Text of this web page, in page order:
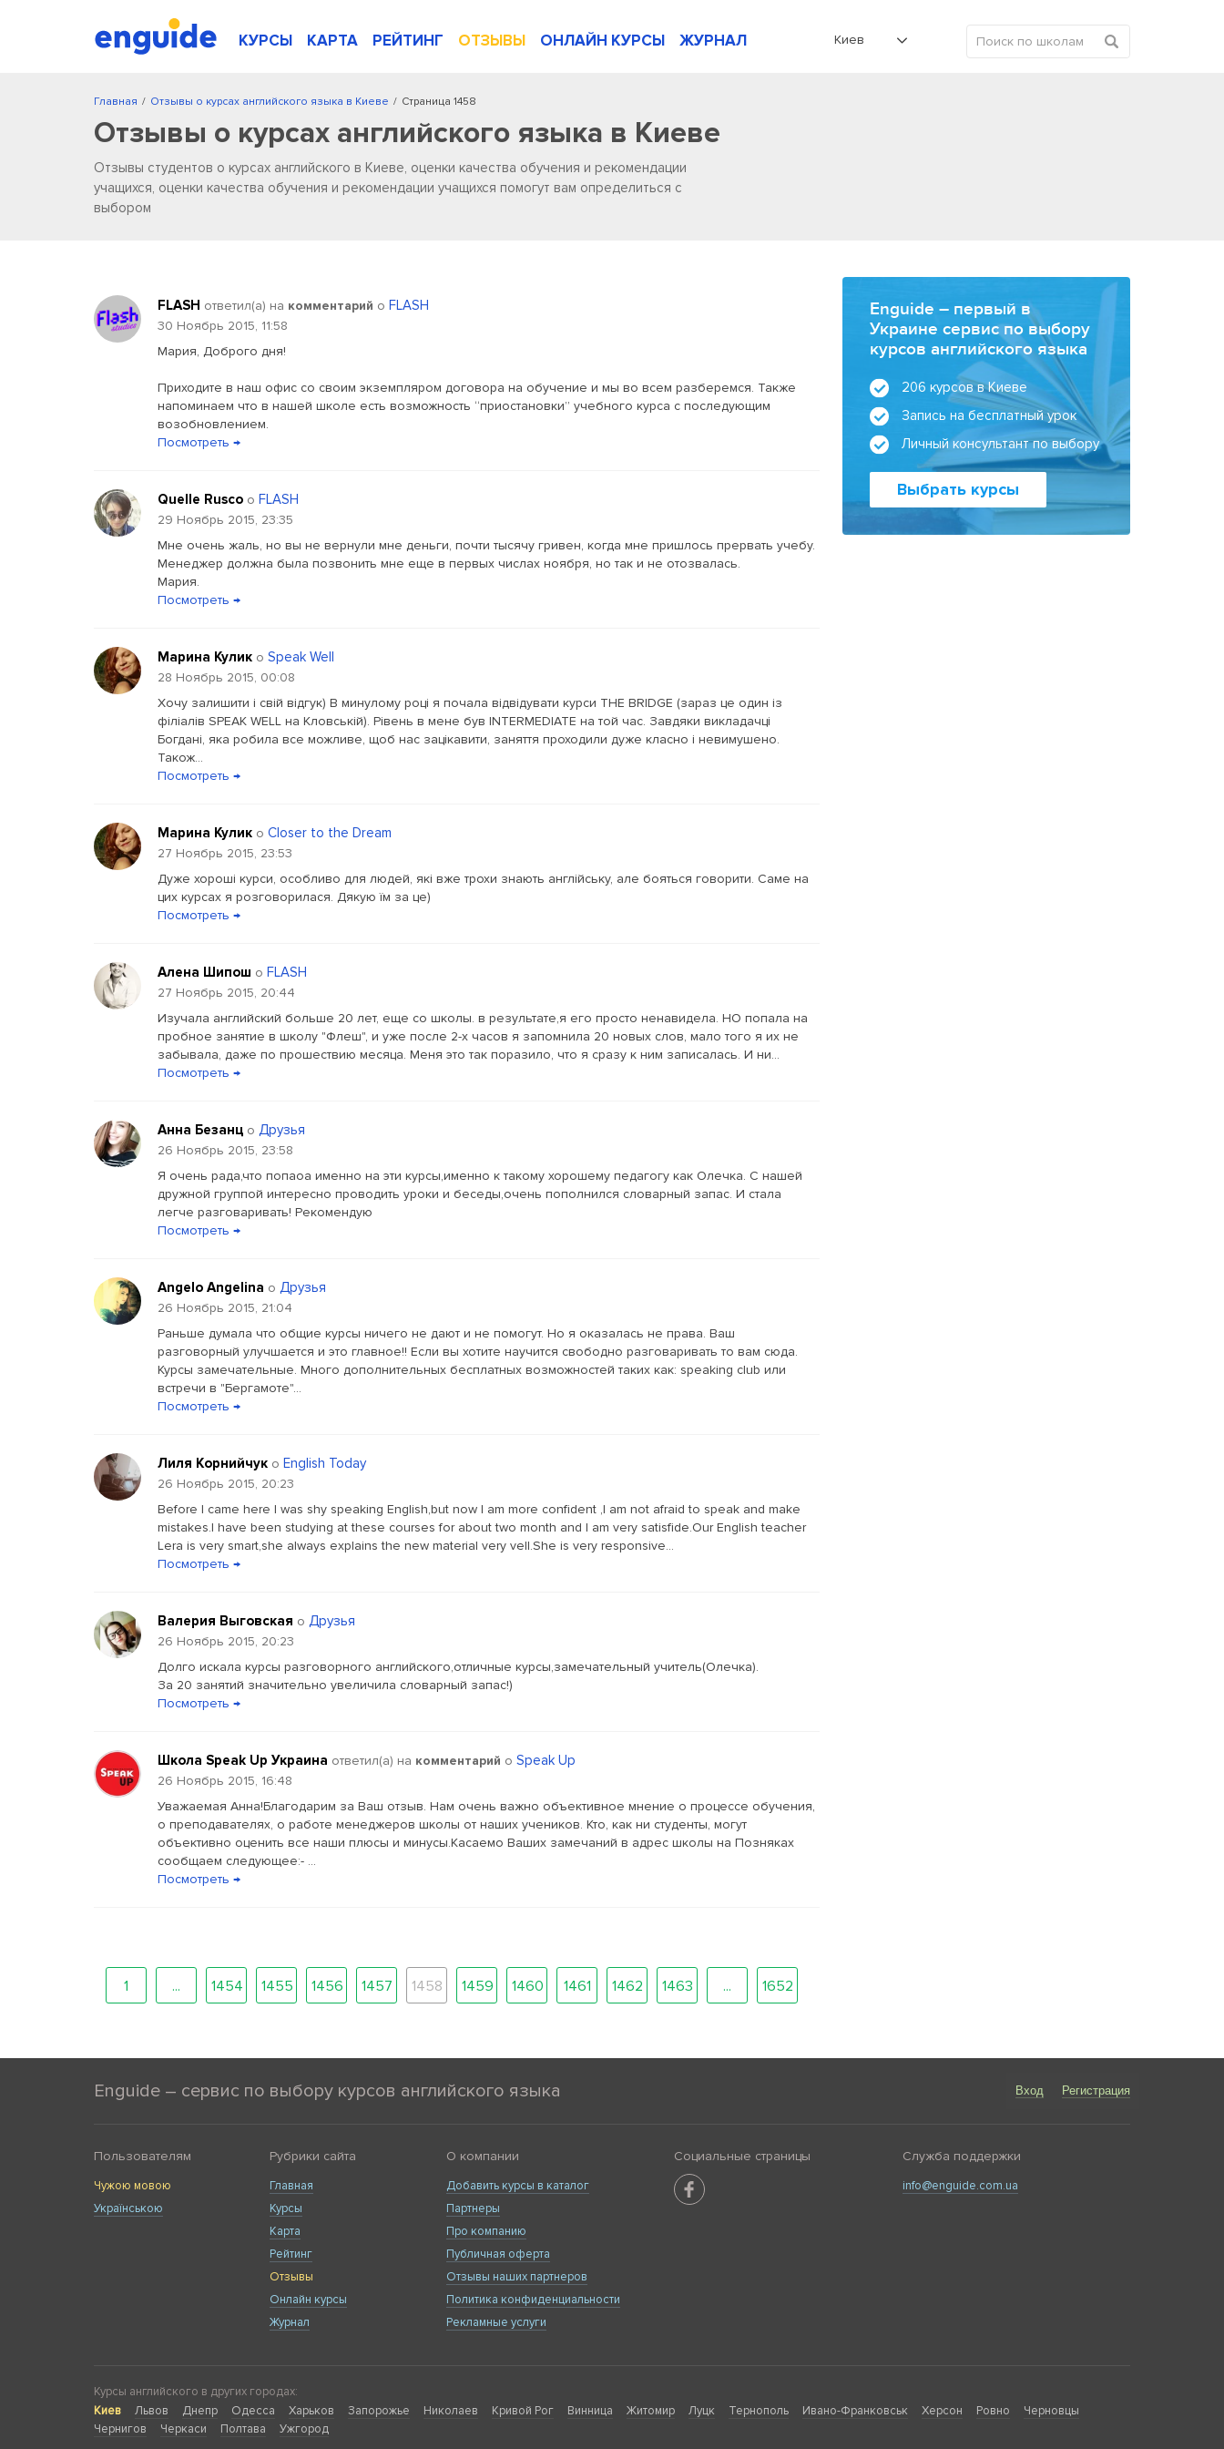
КУРСЫ КАРТА РЕЙТИНГ ОТЗЫВЫ ОНЛАЙН КУРСЫ ЖУРНАЛ Киев
/
Главная /
Отзывы о курсах английского языка в Киеве Страница 1458
Отзывы о курсах английского языка в Киеве
Отзывы студентов о курсах английского в Киеве, оценки качества обучения и рекомендации
учащихся, оценки качества обучения и рекомендации учащихся помогут вам определиться с
выбором
FLASH ответил(a) на комментарий о FLASH
30 Ноябрь 2015, 11:58
Мария, Доброго дня!
Приходите в наш офис со своим экземпляром договора на обучение и мы во всем разберемся. Также
напоминаем что в нашей школе есть возможность “приостановки” учебного курса с последующим
возобновлением.
Посмотреть →
Quelle Rusco о FLASH
29 Ноябрь 2015, 23:35
Мне очень жаль, но вы не вернули мне деньги, почти тысячу гривен, когда мне пришлось прервать учебу.
Менеджер должна была позвонить мне еще в первых числах ноября, но так и не отозвалась.
Мария.
Посмотреть →
Марина Кулик о Speak Well
28 Ноябрь 2015, 00:08
Хочу залишити і свій відгук) В минулому році я почала відвідувати курси THE BRIDGE (зараз це один із
філіалів SPEAK WELL на Кловській). Рівень в мене був INTERMEDIATE на той час. Завдяки викладачці
Богдані, яка робила все можливе, щоб нас зацікавити, заняття проходили дуже класно і невимушено.
Також...
Посмотреть →
Марина Кулик о Closer to the Dream
27 Ноябрь 2015, 23:53
Дуже хороші курси, особливо для людей, які вже трохи знають англійську, але бояться говорити. Саме на
цих курсах я розговорилася. Дякую їм за це)
Посмотреть →
Алена Шипош о FLASH
27 Ноябрь 2015, 20:44
Изучала английский больше 20 лет, еще со школы. в результате,я его просто ненавидела. НО попала на
пробное занятие в школу "Флеш", и уже после 2-х часов я запомнила 20 новых слов, мало того я их не
забывала, даже по прошествию месяца. Меня это так поразило, что я сразу к ним записалась. И ни...
Посмотреть →
Анна Безанц о Друзья
26 Ноябрь 2015, 23:58
Я очень рада,что попаоа именно на эти курсы,именно к такому хорошему педагогу как Олечка. С нашей
дружной группой интересно проводить уроки и беседы,очень пополнился словарный запас. И стала
легче разговаривать! Рекомендую
Посмотреть →
Angelo Angelina о Друзья
26 Ноябрь 2015, 21:04
Раньше думала что общие курсы ничего не дают и не помогут. Но я оказалась не права. Ваш
разговорный улучшается и это главное!! Если вы хотите научится свободно разговаривать то вам сюда.
Курсы замечательные. Много дополнительных бесплатных возможностей таких как: speaking club или
встречи в "Бергамоте"...
Посмотреть →
Лиля Корнийчук о English Today
26 Ноябрь 2015, 20:23
Before I came here I was shy speaking English,but now I am more confident ,I am not afraid to speak and make
mistakes.I have been studying at these courses for about two month and I am very satisfide.Our English teacher
Lera is very smart,she always explains the new material very vell.She is very responsive...
Посмотреть →
Валерия Выговская о Друзья
26 Ноябрь 2015, 20:23
Долго искала курсы разговорного английского,отличные курсы,замечательный учитель(Олечка).
За 20 занятий значительно увеличила словарный запас!)
Посмотреть →
Школа Speak Up Украина ответил(a) на комментарий о Speak Up
26 Ноябрь 2015, 16:48
Уважаемая Анна!Благодарим за Ваш отзыв. Нам очень важно объективное мнение о процессе обучения,
о преподавателях, о работе менеджеров школы от наших учеников. Кто, как ни студенты, могут
объективно оценить все наши плюсы и минусы.Касаемо Ваших замечаний в адрес школы на Позняках
сообщаем следующее:- ...
Посмотреть →
1 ... 1454 1455 1456 1457 1458 1459 1460 1461 1462 1463 ... 1652
Enguide – первый в
Украине сервис по выбору
курсов английского языка
206 курсов в Киеве
Запись на бесплатный урок
Личный консультант по выбору
Выбрать курсы
Enguide – сервис по выбору курсов английского языка Вход Регистрация
Пользователям
Чужою мовою
Українською
Рубрики сайта
Главная
Курсы
Карта
Рейтинг
Отзывы
Онлайн курсы
Журнал
О компании
Добавить курсы в каталог
Партнеры
Про компанию
Публичная оферта
Отзывы наших партнеров
Политика конфиденциальности
Рекламные услуги
Социальные страницы Служба поддержки
info@enguide.com.ua
Курсы английского в других городах:
Киев
Львов Днепр Одесса Харьков Запорожье Николаев Кривой Рог Винница Житомир Луцк Тернополь Ивано-Франковськ Херсон Ровно
Черновцы
Чернигов
Черкаси Полтава Ужгород